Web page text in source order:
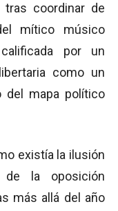
tras coordinar de
mítico músico
por un
como un
del mapa político
existía la ilusión
la oposición
más allá del año